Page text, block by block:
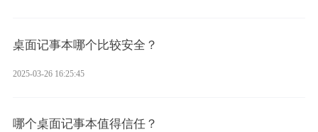
桌面记事本哪个比较安全？
2025-03-26 16:25:45
哪个桌面记事本值得信任？